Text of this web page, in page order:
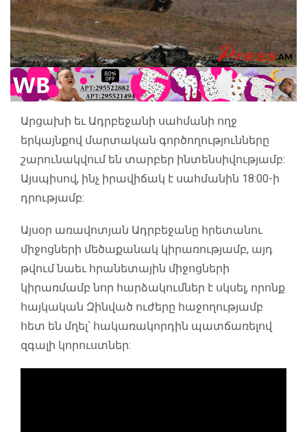
Արցախի եւ Ադրբեջանի սահմանի ողջ
երկայնքով մարտական գործողությունները
շարունակվում են տարբեր ինտենսիվությամբ:
Այսպիսով, ինչ իրավիճակ է սահմանին 18:00-ի
դրությամբ:
Այսօր առավոտյան Ադրբեջանը հրետանու
միջոցների մեծաքանակ կիրառությամբ, այդ
թվում նաեւ հրանետային միջոցների
կիրառմամբ նոր հարձակումներ է սկսել, որոնք
հայկական Զինված ուժերը հաջողությամբ
հետ են մղել՝ հակառակորդին պատճառելով
զգալի կորուստներ: